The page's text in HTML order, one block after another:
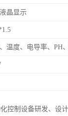
晶显示
温度、电导率、PH
控制设备研发、设